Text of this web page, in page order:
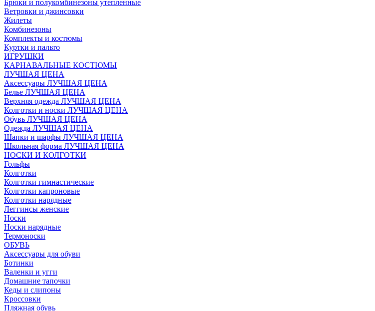
Брюки и полукомбинезоны утепленные
Ветровки и джинсовки
Жилеты
Комбинезоны
Комплекты и костюмы
Куртки и пальто
ИГРУШКИ
КАРНАВАЛЬНЫЕ КОСТЮМЫ
ЛУЧШАЯ ЦЕНА
Аксессуары ЛУЧШАЯ ЦЕНА
Белье ЛУЧШАЯ ЦЕНА
Верхняя одежда ЛУЧШАЯ ЦЕНА
Колготки и носки ЛУЧШАЯ ЦЕНА
Обувь ЛУЧШАЯ ЦЕНА
Одежда ЛУЧШАЯ ЦЕНА
Шапки и шарфы ЛУЧШАЯ ЦЕНА
Школьная форма ЛУЧШАЯ ЦЕНА
НОСКИ И КОЛГОТКИ
Гольфы
Колготки
Колготки гимнастические
Колготки капроновые
Колготки нарядные
Леггинсы женские
Носки
Носки нарядные
Термоноски
ОБУВЬ
Аксессуары для обуви
Ботинки
Валенки и угги
Домашние тапочки
Кеды и слипоны
Кроссовки
Пляжная обувь